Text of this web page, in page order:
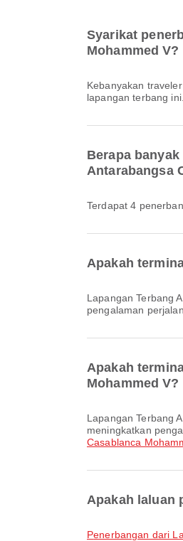
Syarikat
Mohammed V?
Kebanyakan
lapangan terbang ini.
Berapa
Antarabangsa
Terdapat 4
Apakah
Lapangan Terbang Antarabangsa Tunis Carthage menawarkan Kawasan Menunggu, Kereta Sewa, Kedai Bebas Cukai dan pelbagai kemudahan lain untuk meningkatkan
pengalaman
Apakah
Mohammed V?
Lapangan Terbang Antarabangsa Casablanca Mohammed V menawarkan Kedai Bebas Cukai, Klinik dan Farmasi, Bilik Solat dan pelbagai kemudahan lain untuk
meningkatkan
Casablanca
Apakah laluan
penerbangan dari